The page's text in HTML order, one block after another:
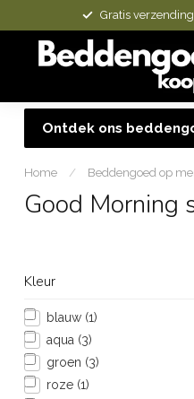
Gratis
Ontdek ons
Home / Beddengoed op
Good Morning
Kleur
blauw (1)
aqua (3)
groen (3)
roze (1)